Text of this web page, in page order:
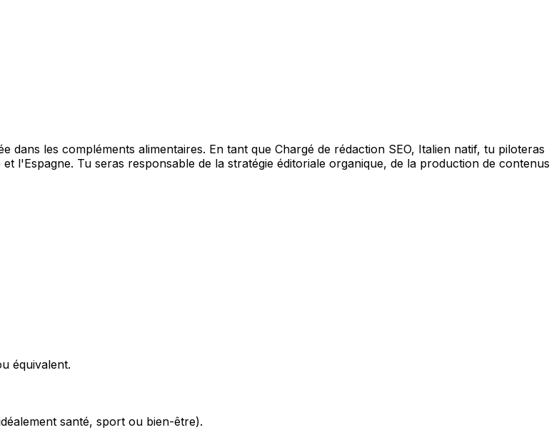
les compléments alimentaires. En tant que Chargé de rédaction SEO, Italien natif, tu piloteras
l'Espagne. Tu seras responsable de la stratégie éditoriale organique, de la production de contenus
équivalent.
santé, sport ou bien-être).